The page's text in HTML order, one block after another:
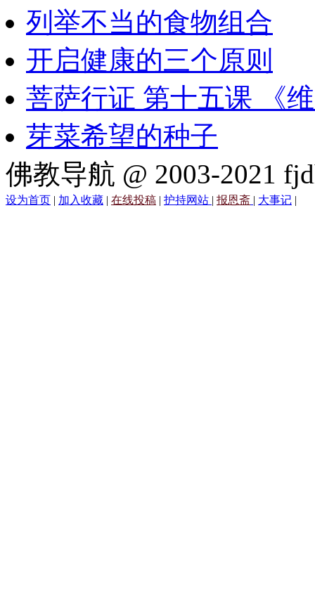
列举不当的食物组合
开启健康的三个原则
菩萨行证 第十五课 《
芽菜希望的种子
佛教导航 @ 2003-2021
设为首页 | 加入收藏 | 在线投稿 | 护持网站 | 报恩斋 | 大事记 |